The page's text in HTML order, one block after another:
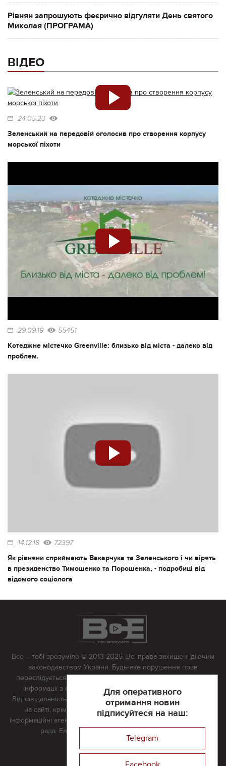
Рівнян запрошують феєрично відгуляти День святого
Миколая (ПРОГРАМА)
ВІДЕО
24.05.23
Зеленський на передовій оголосив про створення корпусу
морської піхоти
29.09.19 55451
Котеджне містечко Greenville: близько від міста - далеко від
проблем.
14.12.18 72397
Як рівняни сприймають Вакарчука та Зеленського і чи вірять
в президенство Тимошенко та Порошенка, - подробиці від
відомого соціолога
Для оперативного
отримання новин
підписуйтеся на наш:
Telegram
Все – тобі зрозуміло © 2013-2025. Всі права захищені діючим
законодавством України. Будь-яке порушення прав
переслідується в судовому порядку. Будь-яке відтворення
інформації з сайту тільки з письмово дозволу редакції.
Відповідальність за достовірність усіх матеріалів, розміщених
на сайті, крім матеріалів, які містять посилання на інші
інформаційні агентства або інтернет-видання, несе редакційна
рада. Електронна пошта:
Реклама на сайті